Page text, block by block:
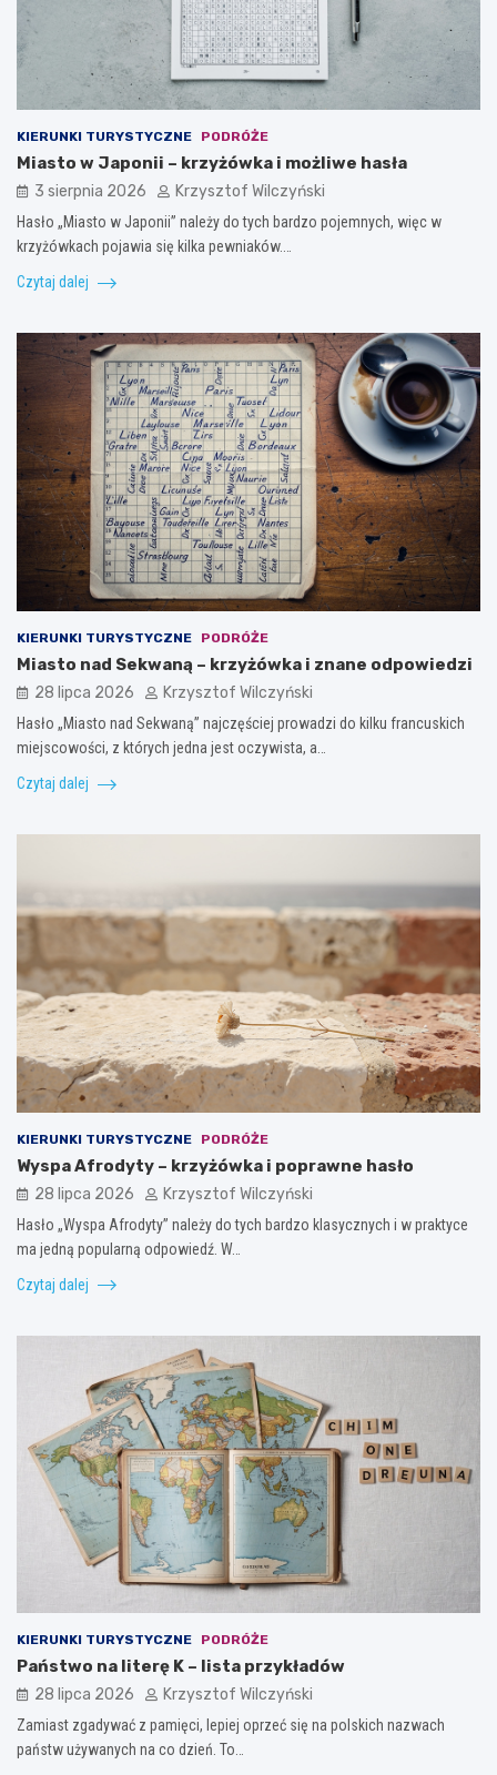
KIERUNKI TURYSTYCZNE PODRÓŻE
Miasto w Japonii – krzyżówka i możliwe hasła
3 sierpnia 2026 Krzysztof Wilczyński
Hasło „Miasto w Japonii” należy do tych bardzo pojemnych, więc w
krzyżówkach pojawia się kilka pewniaków.…
Czytaj dalej
KIERUNKI TURYSTYCZNE PODRÓŻE
Miasto nad Sekwaną – krzyżówka i znane odpowiedzi
28 lipca 2026 Krzysztof Wilczyński
Hasło „Miasto nad Sekwaną” najczęściej prowadzi do kilku francuskich
miejscowości, z których jedna jest oczywista, a…
Czytaj dalej
KIERUNKI TURYSTYCZNE PODRÓŻE
Wyspa Afrodyty – krzyżówka i poprawne hasło
28 lipca 2026 Krzysztof Wilczyński
Hasło „Wyspa Afrodyty” należy do tych bardzo klasycznych i w praktyce
ma jedną popularną odpowiedź. W…
Czytaj dalej
KIERUNKI TURYSTYCZNE PODRÓŻE
Państwo na literę K – lista przykładów
28 lipca 2026 Krzysztof Wilczyński
Zamiast zgadywać z pamięci, lepiej oprzeć się na polskich nazwach
państw używanych na co dzień. To…